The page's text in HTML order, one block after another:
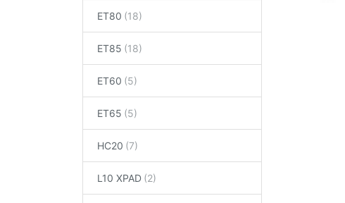
ET80
ET85
ET60
ET65
HC20
L10 XPAD